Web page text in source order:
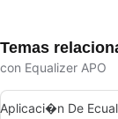
Temas
con Equalizer APO
Aplicaci�n De